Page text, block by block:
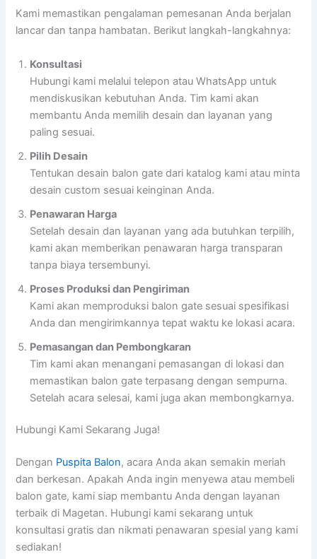
Kami memastikan pengalaman pemesanan Anda berjalan
lancar dan tanpa hambatan. Berikut langkah-langkahnya:
Konsultasi
Hubungi kami melalui telepon atau WhatsApp untuk
mendiskusikan kebutuhan Anda. Tim kami akan
membantu Anda memilih desain dan layanan yang
paling sesuai.
Pilih Desain
Tentukan desain balon gate dari katalog kami atau minta
desain custom sesuai keinginan Anda.
Penawaran Harga
Setelah desain dan layanan yang ada butuhkan terpilih,
kami akan memberikan penawaran harga transparan
tanpa biaya tersembunyi.
Proses Produksi dan Pengiriman
Kami akan memproduksi balon gate sesuai spesifikasi
Anda dan mengirimkannya tepat waktu ke lokasi acara.
Pemasangan dan Pembongkaran
Tim kami akan menangani pemasangan di lokasi dan
memastikan balon gate terpasang dengan sempurna.
Setelah acara selesai, kami juga akan membongkarnya.
Hubungi Kami Sekarang Juga!
Dengan Puspita Balon, acara Anda akan semakin meriah
dan berkesan. Apakah Anda ingin menyewa atau membeli
balon gate, kami siap membantu Anda dengan layanan
terbaik di Magetan. Hubungi kami sekarang untuk
konsultasi gratis dan nikmati penawaran spesial yang kami
sediakan!